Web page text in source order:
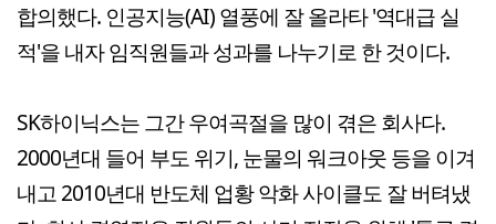
합의했다. 인공지능(AI) 열풍에 잘 올라타 '역대급 실
적'을 내자 임직원들과 성과를 나누기로 한 것이다.
SK하이닉스는 그간 우여곡절을 많이 겪은 회사다.
2000년대 들어 부도 위기, 눈물의 워크아웃 등을 이겨
내고 2010년대 반도체 업황 악화 사이클도 잘 버텨냈